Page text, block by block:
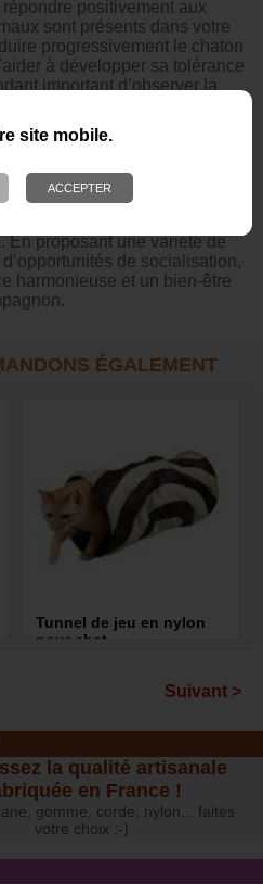
site mobile.
positivement aux
sont présents dans votre
progressivement le chaton
à développer sa tolérance
important d’observer la
pas forcer les interactions.
rencontrer de nouvelles
avec différentes voix,
développement d’un chaton
et des activités adaptés
renforcer son agilité et
En proposant une variété de
de socialisation,
harmonieuse et un bien-être
ÉGALEMENT
Tunnel de jeu en nylon
pour chat
Suivant >
la qualité artisanale
en France !
gomme, corde, nylon... faites
votre choix :-)